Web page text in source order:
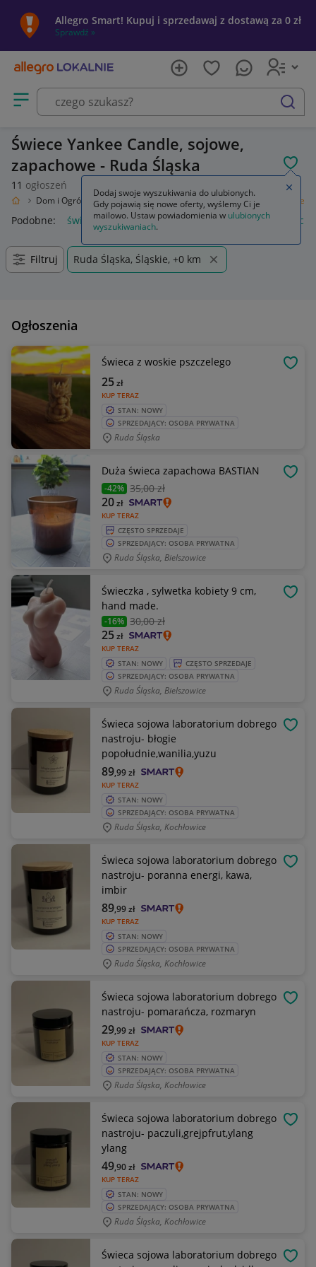
Allegro Smart! Kupuj i sprzedawaj z dostawą za 0 zł
Sprawdź »
Otwórz menu z kategoriami
szukaj
Świece Yankee Candle, sojowe,
zapachowe - Ruda Śląska
11 ogłoszeń
Dom i Ogród Wyposażenie Świece i zapachy do domu Świece
Podobne: świece zapłonowe świece sojowe świece
Filtruj Ruda Śląska, Śląskie, +0 km
Ogłoszenia
Świeca z woskie pszczelego
KUP TERAZ
25zł
STAN: NOWY
SPRZEDAJĄCY: OSOBA PRYWATNA
Ruda Śląska
Duża świeca zapachowa BASTIAN
-42% 35,00 zł
KUP TERAZ
20zł
CZĘSTO SPRZEDAJE
SPRZEDAJĄCY: OSOBA PRYWATNA
Ruda Śląska, Bielszowice
Świeczka , sylwetka kobiety 9 cm,
hand made.
-16% 30,00 zł
KUP TERAZ
25zł
STAN: NOWY
CZĘSTO SPRZEDAJE
SPRZEDAJĄCY: OSOBA PRYWATNA
Ruda Śląska, Bielszowice
Świeca sojowa laboratorium dobrego
nastroju- błogie
popołudnie,wanilia,yuzu
KUP TERAZ
89,99zł
STAN: NOWY
SPRZEDAJĄCY: OSOBA PRYWATNA
Ruda Śląska, Kochłowice
Świeca sojowa laboratorium dobrego
nastroju- poranna energi, kawa,
imbir
KUP TERAZ
89,99zł
STAN: NOWY
SPRZEDAJĄCY: OSOBA PRYWATNA
Ruda Śląska, Kochłowice
Świeca sojowa laboratorium dobrego
nastroju- pomarańcza, rozmaryn
KUP TERAZ
29,99zł
STAN: NOWY
SPRZEDAJĄCY: OSOBA PRYWATNA
Ruda Śląska, Kochłowice
Świeca sojowa laboratorium dobrego
nastroju- paczuli,grejpfrut,ylang
ylang
KUP TERAZ
49,90zł
STAN: NOWY
SPRZEDAJĄCY: OSOBA PRYWATNA
Ruda Śląska, Kochłowice
Świeca sojowa laboratorium dobrego
Dodaj swoje wyszukiwania do ulubionych.
Gdy pojawią się nowe oferty, wyślemy Ci je
mailowo. Ustaw powiadomienia w ulubionych
wyszukiwaniach.